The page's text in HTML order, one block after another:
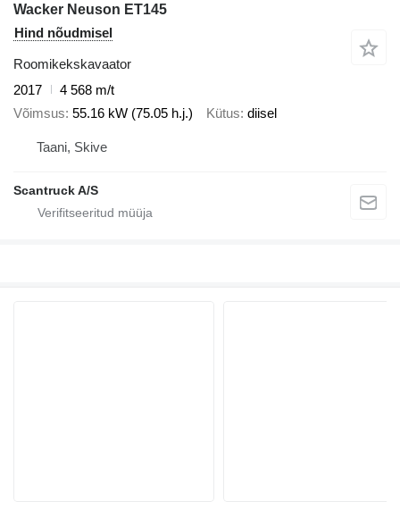
Wacker Neuson ET145
Hind nõudmisel
Roomikekskavaator
2017
4 568 m/t
Võimsus 55.16 kW (75.05 h.j.) Kütus diisel
Taani, Skive
Scantruck A/S